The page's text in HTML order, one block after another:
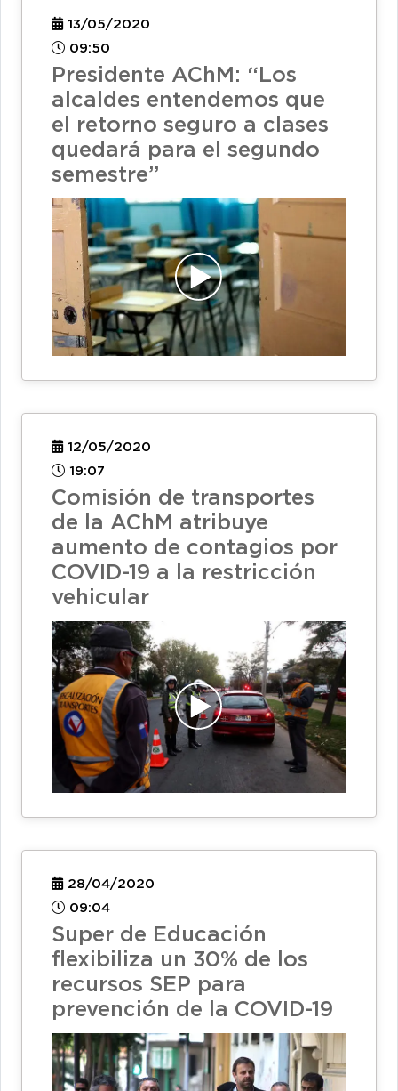
13/05/2020
09:50
Presidente AChM: “Los
alcaldes entendemos que
el retorno seguro a clases
quedará para el segundo
semestre”
12/05/2020
19:07
Comisión de transportes
de la AChM atribuye
aumento de contagios por
COVID-19 a la restricción
vehicular
28/04/2020
09:04
Super de Educación
flexibiliza un 30% de los
recursos SEP para
prevención de la COVID-19